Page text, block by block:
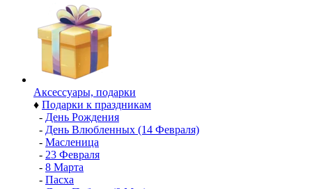
Аксессуары, подарки
♦ Подарки к праздникам
- День Рождения
- День Влюбленных (14 Февраля)
- Масленица
- 23 Февраля
- 8 Марта
- Пасха